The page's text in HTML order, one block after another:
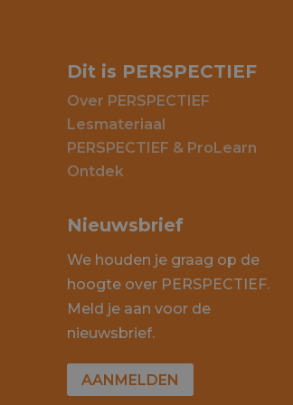
Dit is PERSPECTIEF
Over PERSPECTIEF
Lesmateriaal
PERSPECTIEF & ProLearn
Ontdek
Nieuwsbrief
We houden je graag op de
hoogte over PERSPECTIEF.
Meld je aan voor de
nieuwsbrief.
AANMELDEN